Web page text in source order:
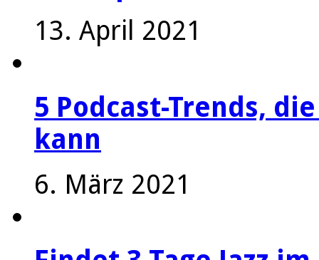
13. April 2021
5 Podcast-Trends,
kann
6. März 2021